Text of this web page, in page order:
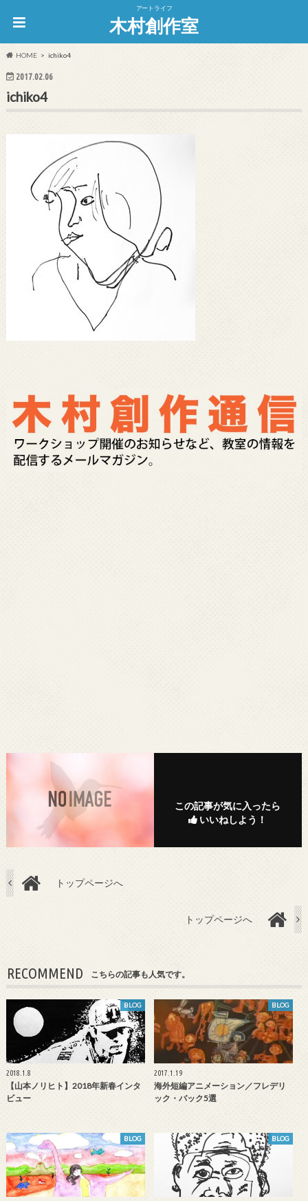
アートライフ
木村創作室
HOME ichiko4
2017.02.06
ichiko4
この記事が気に入ったら
いいねしよう！
トップページへ
トップページへ
RECOMMEND こちらの記事も人気です。
BLOG
2018.1.8
【山本ノリヒト】2018年新春インタ
ビュー
BLOG
2017.1.19
海外短編アニメーション／フレデリ
ック・バック5選
BLOG BLOG